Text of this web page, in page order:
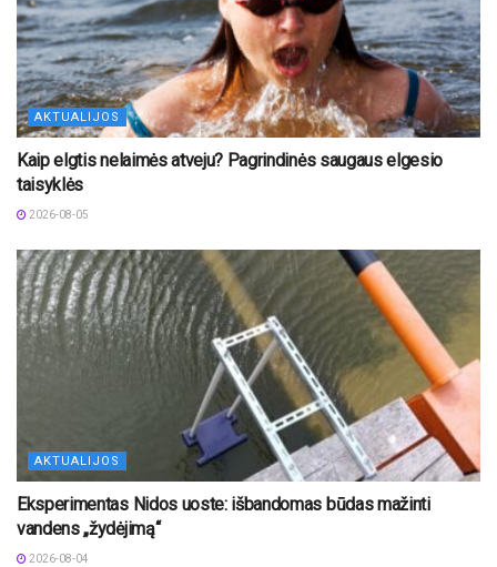
AKTUALIJOS
Kaip elgtis nelaimės atveju? Pagrindinės saugaus elgesio
taisyklės
2026-08-05
AKTUALIJOS
Eksperimentas Nidos uoste: išbandomas būdas mažinti
vandens „žydėjimą“
2026-08-04